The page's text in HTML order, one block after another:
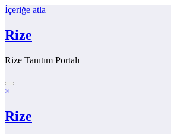
İçeriğe atla
Rize
Rize Tanıtım Portalı
×
Rize